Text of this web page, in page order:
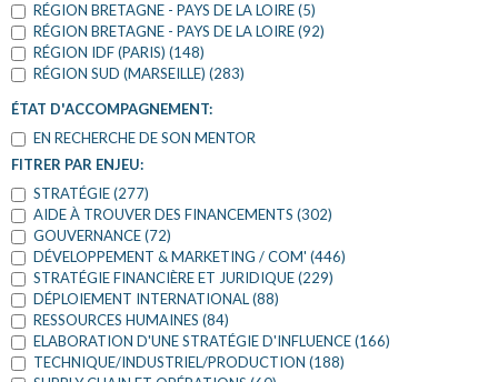
RÉGION BRETAGNE - PAYS DE LA LOIRE (5)
RÉGION BRETAGNE - PAYS DE LA LOIRE (92)
RÉGION IDF (PARIS) (148)
RÉGION SUD (MARSEILLE) (283)
ÉTAT D'ACCOMPAGNEMENT:
EN RECHERCHE DE SON MENTOR
FITRER PAR ENJEU:
STRATÉGIE (277)
AIDE À TROUVER DES FINANCEMENTS (302)
GOUVERNANCE (72)
DÉVELOPPEMENT & MARKETING / COM' (446)
STRATÉGIE FINANCIÈRE ET JURIDIQUE (229)
DÉPLOIEMENT INTERNATIONAL (88)
RESSOURCES HUMAINES (84)
ELABORATION D'UNE STRATÉGIE D'INFLUENCE (166)
TECHNIQUE/INDUSTRIEL/PRODUCTION (188)